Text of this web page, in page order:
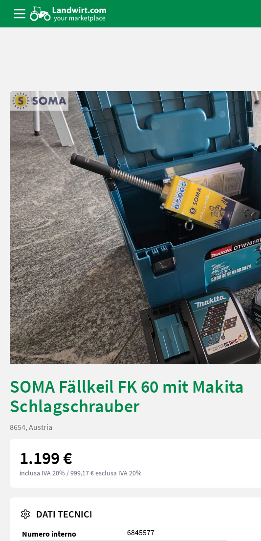
SOMA Fällkeil FK 60 mit Makita
Schlagschrauber
8654, Austria
1.199 €
inclusa IVA 20% / 999,17 € esclusa IVA 20%
DATI TECNICI
Numero interno
6845577